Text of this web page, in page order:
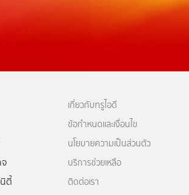
ตี้
เกี่ยวกับทรูไอดี
ข้อกำหนดและเงื่อนไข
นโยบายความเป็นส่วนตัว
บริการช่วยเหลือ
ติดต่อเรา